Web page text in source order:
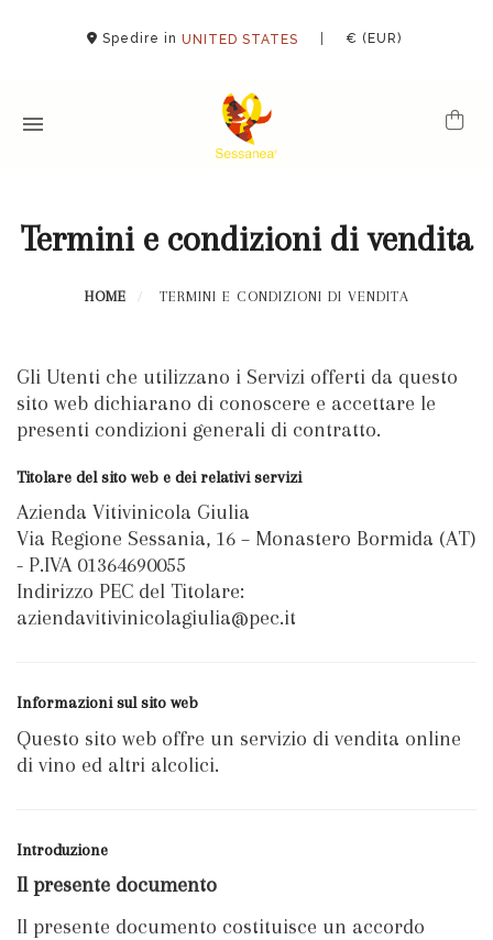
Spedire in UNITED STATES € (EUR)
Termini e condizioni di vendita
HOME TERMINI E CONDIZIONI DI VENDITA
Gli Utenti che utilizzano i Servizi offerti da questo
sito web dichiarano di conoscere e accettare le
presenti condizioni generali di contratto.
Titolare del sito web e dei relativi servizi
Azienda Vitivinicola Giulia
Via Regione Sessania, 16 – Monastero Bormida (AT)
- P.IVA 01364690055
Indirizzo PEC del Titolare:
aziendavitivinicolagiulia@pec.it
Informazioni sul sito web
Questo sito web offre un servizio di vendita online
di vino ed altri alcolici.
Introduzione
Il presente documento
Il presente documento costituisce un accordo